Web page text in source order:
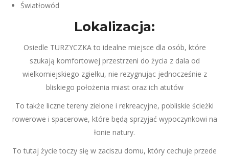
Światłowód
Lokalizacja:
Osiedle TURZYCZKA to idealne miejsce dla osób, które
szukają komfortowej przestrzeni do życia z dala od
wielkomiejskiego zgiełku, nie rezygnując jednocześnie z
bliskiego położenia miast oraz ich atutów
To także liczne tereny zielone i rekreacyjne, pobliskie ścieżki
rowerowe i spacerowe, które będą sprzyjać wypoczynkowi na
łonie natury.
To tutaj życie toczy się w zaciszu domu, który cechuje przede